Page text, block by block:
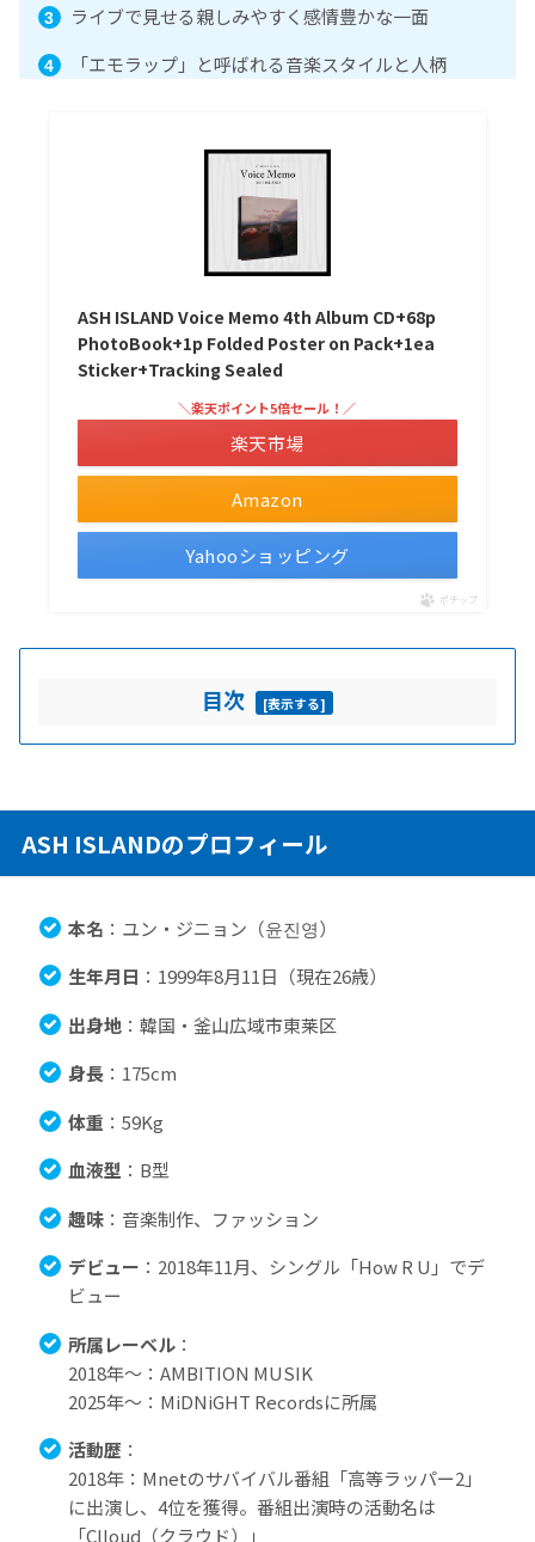
ライブで見せる親しみやすく感情豊かな一面
「エモラップ」と呼ばれる音楽スタイルと人柄
ASH ISLAND Voice Memo 4th Album CD+68p
PhotoBook+1p Folded Poster on Pack+1ea
Sticker+Tracking Sealed
Amazon
＼楽天ポイント5倍セール！／
楽天市場
Yahooショッピング
ポチップ
目次 [表示する]
ASH ISLANDのプロフィール
本名 ：​ユン・ジニョン（윤진영）
生年月日 ：​1999年8月11日（現在26歳）
出身地：​韓国・釜山広域市東莱区
身長：​175cm
体重 ：59Kg
血液型 ：B型
趣味：​音楽制作、ファッション
デビュー ：​2018年11月、シングル「How R U」でデ
ビュー
所属レーベル：
2018年〜：AMBITION MUSIK
2025年〜：MiDNiGHT Recordsに所属
活動歴 ：
2018年：Mnetのサバイバル番組「高等ラッパー2」
に出演し、4位を獲得。番組出演時の活動名は
「Clloud（クラウド）」